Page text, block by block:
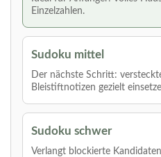
Einzelzahlen.
Sudoku mittel
Der nächste Schritt:
Bleistiftnotizen gezielt
Sudoku schwer
Verlangt blockierte